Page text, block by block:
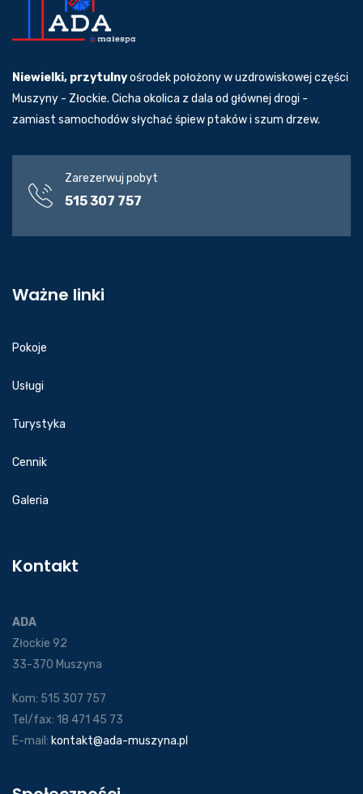
Niewielki, przytulnyośrodek położony w uzdrowiskowej części
Muszyny - Złockie. Cicha okolica z dala od głównej drogi -
zamiast samochodów słychać śpiew ptaków i szum drzew.
Zarezerwuj pobyt
515 307 757
Ważne linki
Pokoje
Usługi
Turystyka
Cennik
Galeria
Kontakt
ADA
Złockie 92
33-370 Muszyna
Kom: 515 307 757
Tel/fax: 18 471 45 73
E-mail: kontakt@ada-muszyna.pl